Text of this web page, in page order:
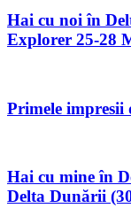
Hai cu noi în
Explorer 25-28
Primele impresii
Hai cu mine în
Delta Dunării